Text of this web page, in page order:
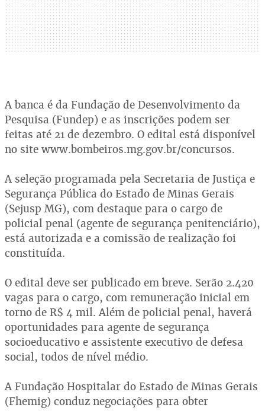
A banca é da Fundação de Desenvolvimento da
Pesquisa (Fundep) e as inscrições podem ser
feitas até 21 de dezembro. O edital está disponível
no site www.bombeiros.mg.gov.br/concursos.
A seleção programada pela Secretaria de Justiça e
Segurança Pública do Estado de Minas Gerais
(Sejusp MG), com destaque para o cargo de
policial penal (agente de segurança penitenciário),
está autorizada e a comissão de realização foi
constituída.
O edital deve ser publicado em breve. Serão 2.420
vagas para o cargo, com remuneração inicial em
torno de R$ 4 mil. Além de policial penal, haverá
oportunidades para agente de segurança
socioeducativo e assistente executivo de defesa
social, todos de nível médio.
A Fundação Hospitalar do Estado de Minas Gerais
(Fhemig) conduz negociações para obter